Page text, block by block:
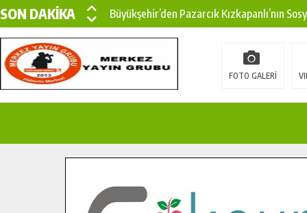
SON DAKİKA
Büyükşehir’den Pazarcık Kızkapanlı’nın
Büyükşehir’den Pazarcık Kırsalına Modern
Çin’den KSÜ’ye Uluslararası Başarı:
İlçe Jandarma Komutanı Karakaya’dan
FOTO GALERİ